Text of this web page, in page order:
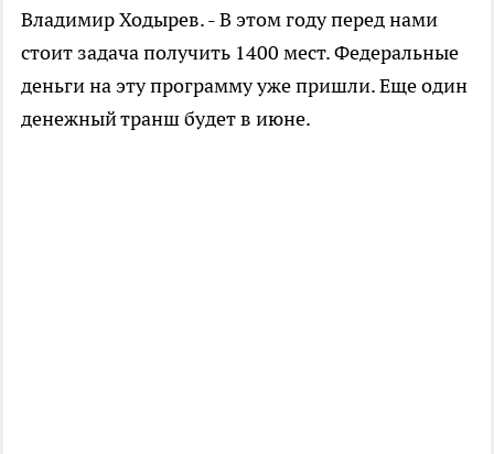
Владимир Ходырев. - В этом году перед нами
стоит задача получить 1400 мест. Федеральные
деньги на эту программу уже пришли. Еще один
денежный транш будет в июне.